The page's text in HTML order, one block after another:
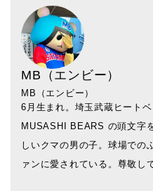
MB（エンビー）
MB（エンビー）
6月生まれ。埼玉武蔵ヒート
MUSASHI BEARS の頭文字
しいクマの男の子。球場での
ァンに愛されている。尊敬し